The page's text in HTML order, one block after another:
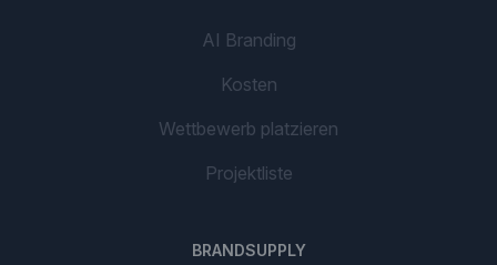
AI Branding
Kosten
Wettbewerb platzieren
Projektliste
BRANDSUPPLY